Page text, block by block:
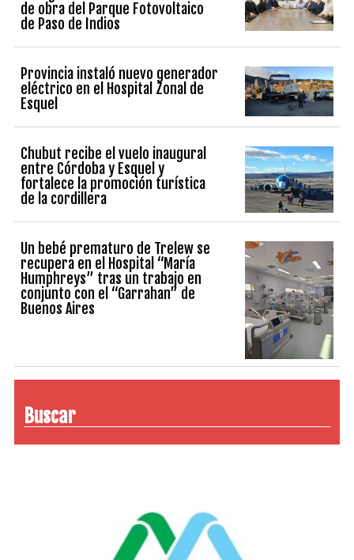
de obra del Parque Fotovoltaico
de Paso de Indios
Provincia instaló nuevo generador
eléctrico en el Hospital Zonal de
Esquel
Chubut recibe el vuelo inaugural
entre Córdoba y Esquel y
fortalece la promoción turística
de la cordillera
Un bebé prematuro de Trelew se
recupera en el Hospital “María
Humphreys” tras un trabajo en
conjunto con el “Garrahan” de
Buenos Aires
Buscar